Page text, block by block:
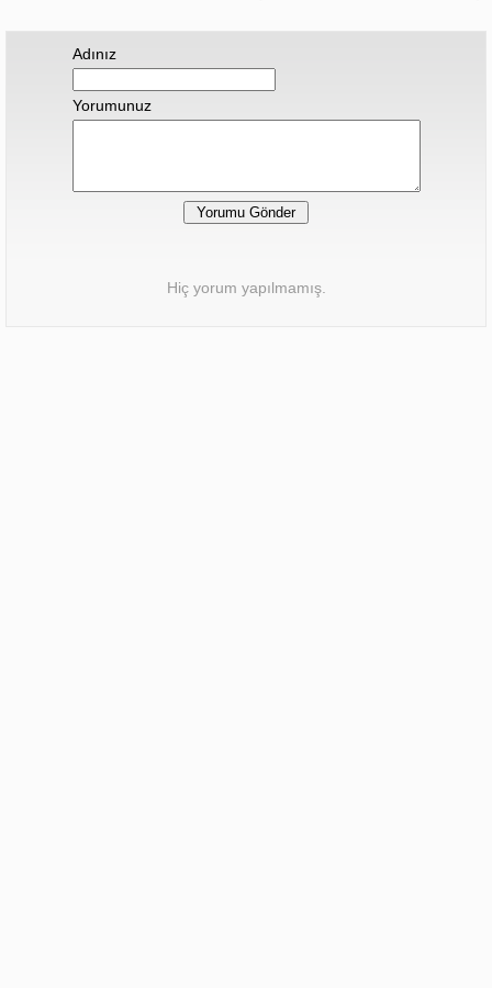
Adınız
Yorumunuz
Hiç yorum yapılmamış.